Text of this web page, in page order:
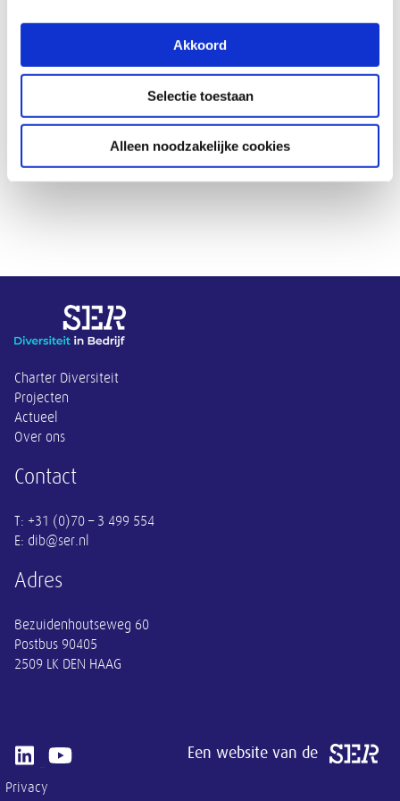
Akkoord
Selectie toestaan
Alleen noodzakelijke cookies
Overige informatie
Charter Diversiteit
Projecten
Actueel
Over ons
Contact
E: dib@ser.nl
Adres
Bezuidenhoutseweg 60
Postbus 90405
Een website van de
Open linkedin van SER
Open youtube van SER
Privacy